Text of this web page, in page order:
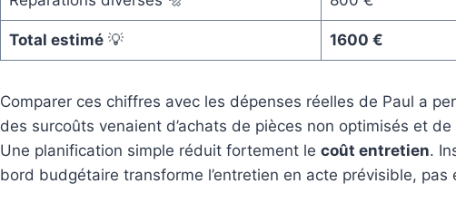
Total estimé💡 1600 €
Comparer ces chiffres avec les dépenses réelles de Paul a
des surcoûts venaient d’achats de pièces non optimisés et
Une planification simple réduit fortement le coût entretien.
bord budgétaire transforme l’entretien en acte prévisible, pas